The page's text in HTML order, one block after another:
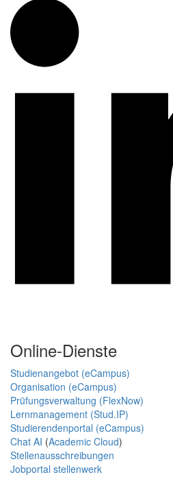
Online-Dienste
Studienangebot (eCampus)
Organisation (eCampus)
Prüfungsverwaltung (FlexNow)
Lernmanagement (Stud.IP)
Studierendenportal (eCampus)
Chat AI (Academic Cloud)
Stellenausschreibungen
Jobportal stellenwerk